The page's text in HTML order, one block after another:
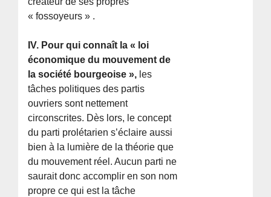
« fossoyeurs » .
IV. Pour qui connaît la « loi
économique du mouvement de
la société bourgeoise », les
tâches politiques des partis
ouvriers sont nettement
circonscrites. Dès lors, le concept
du parti prolétarien s’éclaire aussi
bien à la lumière de la théorie que
du mouvement réel. Aucun parti ne
saurait donc accomplir en son nom
propre ce qui est la tâche